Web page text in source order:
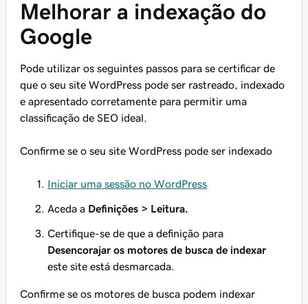
Melhorar a indexação do
Google
Pode utilizar os seguintes passos para se certificar de
que o seu site WordPress pode ser rastreado, indexado
e apresentado corretamente para permitir uma
classificação de SEO ideal.
Confirme se o seu site WordPress pode ser indexado
Iniciar uma sessão no WordPress
Aceda a Definições > Leitura.
Certifique-se de que a definição para
Desencorajar os motores de busca de indexar
este site está desmarcada.
Confirme se os motores de busca podem indexar